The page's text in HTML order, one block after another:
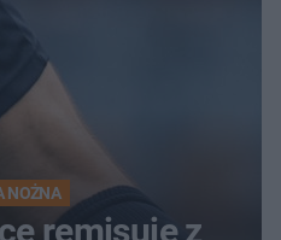
NOŻNA
remisuje z